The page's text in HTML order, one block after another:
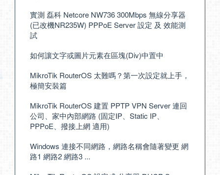
實測 磊科 Netcore NW736 300Mbps 無線分享器
(已改機NR235W) PPPoE Server 設定 及 效能測
試
如何讓文字或圖片元素在區塊(Div)中置中
MikroTik RouterOS 太難嗎？第一次設定就上手，
極簡安裝篇
MikroTik RouterOS 建置 PPTP VPN Server 連回
公司、家中內部網路 (固定IP、Static IP、
PPPoE、撥接上網 適用)
Windows 連接不同網路，網路名稱會隨著變更 網
路1 網路2 網路3 ...